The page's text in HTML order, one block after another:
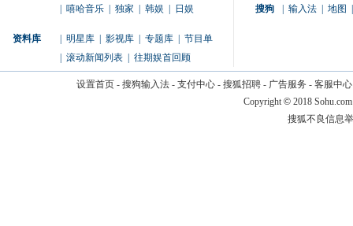
嘻哈音乐 独家 韩娱 日娱
资料库 明星库 影视库 专题库
节目单
滚动新闻列表 往期娱首回顾
搜狗
输入法 地图
设置首页- 搜狗输入法- 支付中心- 搜狐招聘- 广告服务 - 客服中心
Copyright © 2018
搜狐不良信息